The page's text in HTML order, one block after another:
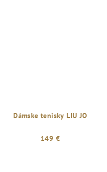
Dámske tenisky LIU JO
149 €